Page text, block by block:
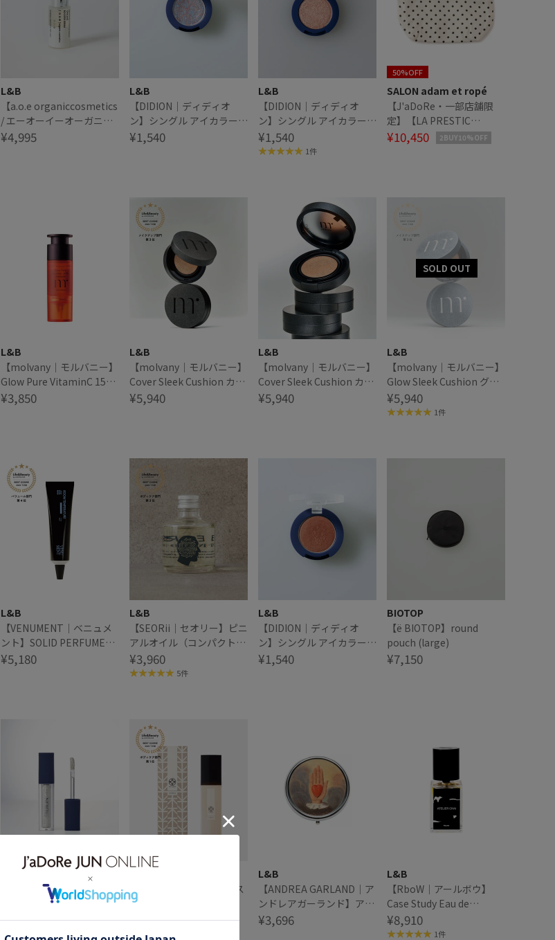
L&B
【a.o.e organiccosmetics
/ エーオーイーオーガニッ
クコスメティクス】
¥4,995
L&B
【DIDION｜ディディオ
ン】シングル アイカラー
03 Dancing Queen
¥1,540
L&B
【DIDION｜ディディオ
ン】シングル アイカラー
04 Love Someone
¥1,540
1件
50%OFF
SALON adam et ropé
【J'aDoRe・一部店舗限
定】【LA PRESTIC
OUISTON】MAKEUP
¥10,450 2BUY10%OFF
L&B
【molvany｜モルバニー】
Glow Pure VitaminC 15％
Ampoule グロウピュアビ
¥3,850
L&B
【molvany｜モルバニー】
Cover Sleek Cushion カバ
ー スリーク クッション
¥5,940
L&B
【molvany｜モルバニー】
Cover Sleek Cushion カバ
ー スリーク クッション
¥5,940
L&B
【molvany｜モルバニー】
Glow Sleek Cushion グロ
ウ スリーク クッション
¥5,940
1件
L&B
【VENUMENT｜ベニュメ
ント】SOLID PERFUME
ROOM TEMPERATURE ソ
¥5,180
L&B
【SEORii｜セオリー】ピニ
アルオイル（コンパクト中
栓タイプ）60ml
¥3,960
5件
L&B
【DIDION｜ディディオ
ン】シングル アイカラー
02 Say My Name
¥1,540
BIOTOP
【ё BIOTOP】round
pouch (large)
¥7,150
【DIDION｜ディディオ
ン】リキッド グリッター
02 TGIF
¥1,650
【KITOWA｜キトワ】バス
エッセンス（入浴剤）
HINOKI 200mL
¥6,600
L&B
【ANDREA GARLAND｜ア
ンドレアガーランド】アロ
マリップ&ネイルバーム
¥3,696
L&B
【RboW｜アールボウ】
Case Study Eau de
Perfume ケース スタディ
オードパフューム 30ml
¥8,910
1件